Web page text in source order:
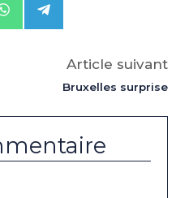
Share
on
Share
on
Article suivant
Bruxelles surprise